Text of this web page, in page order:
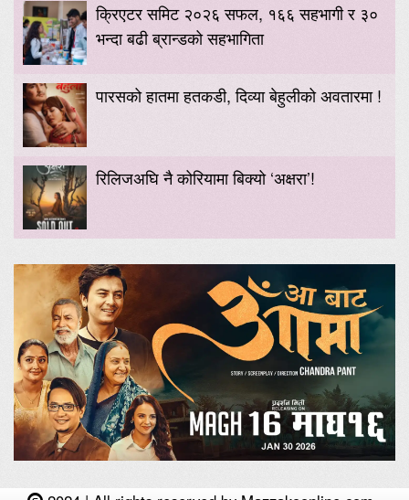
क्रिएटर समिट २०२६ सफल, १६६ सहभागी र ३०
भन्दा बढी ब्रान्डको सहभागिता
पारसको हातमा हतकडी, दिव्या बेहुलीको अवतारमा !
रिलिजअघि नै कोरियामा बिक्यो ‘अक्षरा’!